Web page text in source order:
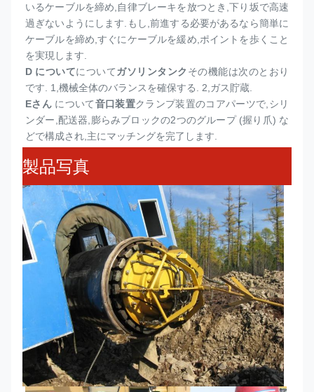
いるケーブルを締め,自律ブレーキを放つとき,下り坂で高速
過ぎないようにします.もし,前進する必要があるなら簡単に
ケーブルを締め,すぐにケーブルを緩め,ポイントを歩くこと
を実現します.
D についてについてガソリンタンク その機能は次のとおり
です. 1,機械全体のバランスを確保する. 2,ガス貯蔵.
Eさん について音口装置クランプ装置のコアパーツで,シリ
ンダー,配送器,膨らみブロックの2つのグループ (握り爪) な
どで構成され,主にマッチングを完了します.
製品写真